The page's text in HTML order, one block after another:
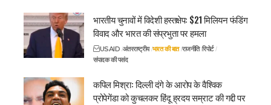
भारतीय चुनावों में विदेशी हस्तक्षेप: $21 मिलियन फंडिंग
विवाद और भारत की संप्रभुता पर हमला
USAID अंतरराष्ट्रीय भारत की बात राजनीति रिपोर्ट
संपादक की पसंद
कपिल मिश्रा: दिल्ली दंगे के आरोप के वैश्विक
प्रोपेगेंडा को कुचलकर हिंदू ह्रदय सम्राट की गद्दी पर